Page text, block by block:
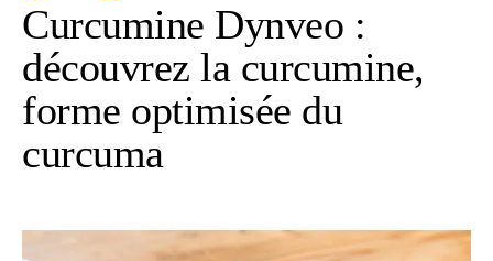
Curcumine Dynveo :
découvrez la curcumine,
forme optimisée du
curcuma